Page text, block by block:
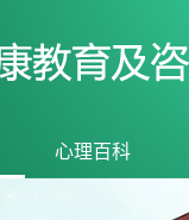
心理百科